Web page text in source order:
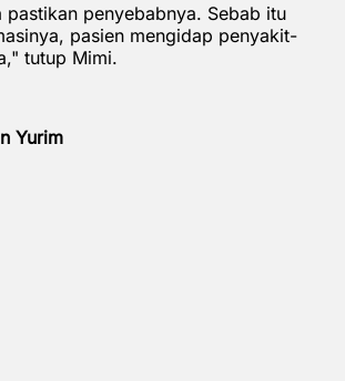
pastikan penyebabnya. Sebab itu
pasien mengidap penyakit-
tutup Mimi.
Yurim